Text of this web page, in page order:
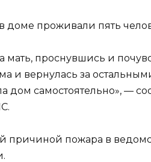
доме проживали пять
мать, проснувшись и
и вернулась за
дом самостоятельно», —
причиной пожара в